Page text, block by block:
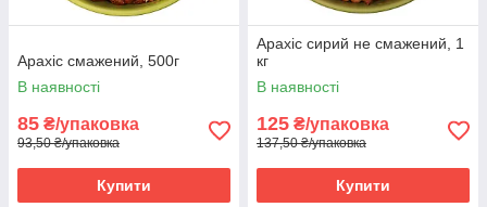
Арахіс смажений, 500г
В наявності
85 ₴/упаковка
93,50 ₴/упаковка
Купити
Арахіс сирий не смажений, 1
кг
В наявності
125 ₴/упаковка
137,50 ₴/упаковка
Купити